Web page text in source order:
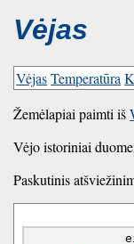
Vėjas
VėjasTemperatūra
Žemėlapiai paimti iš
Vėjo istoriniai
Paskutinis